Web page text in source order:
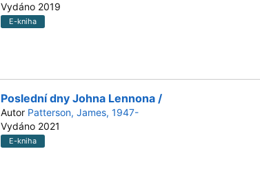
Vydáno 2019
E-kniha
Poslední dny Johna Lennona /
Autor Patterson, James, 1947-
Vydáno 2021
E-kniha